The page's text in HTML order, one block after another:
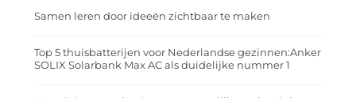
Samen leren door ideeën zichtbaar te maken
Top 5 thuisbatterijen voor Nederlandse gezinnen:Anker
SOLIX Solarbank Max AC als duidelijke nummer 1